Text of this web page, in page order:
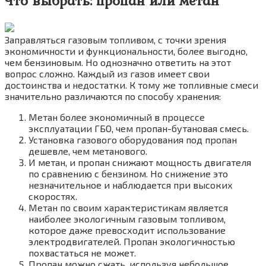
Заправляться газовым топливом, с точки зрения
экономичности и функциональности, более выгодно,
чем бензиновым. Но однозначно ответить на этот
вопрос сложно. Каждый из газов имеет свои
достоинства и недостатки. К тому же топливные смеси
значительно различаются по способу хранения:
Метан более экономичный в процессе
эксплуатации ГБО, чем пропан-бутановая смесь.
Установка газового оборудования под пропан
дешевле, чем метанового.
И метан, и пропан снижают мощность двигателя
по сравнению с бензином. Но снижение это
незначительное и наблюдается при высоких
скоростях.
Метан по своим характеристикам является
наиболее экологичным газовым топливом,
которое даже превосходит использование
электродвигателей. Пропан экологичностью
похвастаться не может.
Пропан можно сжать, используя небольшое